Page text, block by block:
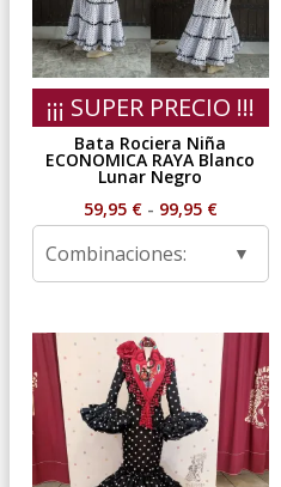
¡¡¡ SUPER PRECIO !!!
Bata Rociera Niña
ECONOMICA RAYA Blanco
Lunar Negro
59,95 € - 99,95 €Rango
59,95 €
hasta
99,95 €
Combinaciones: